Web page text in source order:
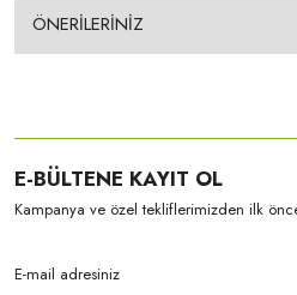
ÖNERİLERİNİZ
E-BÜLTENE KAYIT OL
Kampanya ve özel tekliflerimizden ilk